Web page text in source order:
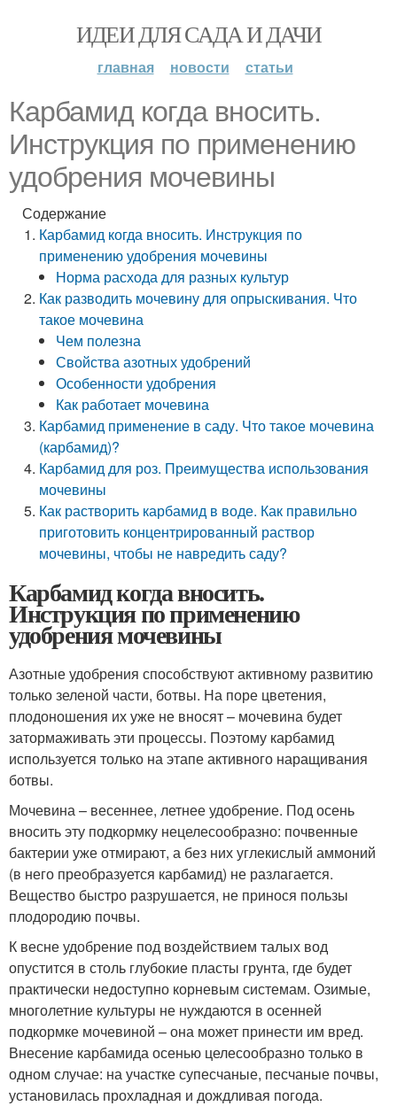
ИДЕИ ДЛЯ САДА И ДАЧИ
главная новости статьи
Карбамид когда вносить.
Инструкция по применению
удобрения мочевины
Содержание
Карбамид когда вносить. Инструкция по
применению удобрения мочевины
Норма расхода для разных культур
Как разводить мочевину для опрыскивания. Что
такое мочевина
Чем полезна
Свойства азотных удобрений
Особенности удобрения
Как работает мочевина
Карбамид применение в саду. Что такое мочевина
(карбамид)?
Карбамид для роз. Преимущества использования
мочевины
Как растворить карбамид в воде. Как правильно
приготовить концентрированный раствор
мочевины, чтобы не навредить саду?
Карбамид когда вносить.
Инструкция по применению
удобрения мочевины
Азотные удобрения способствуют активному развитию
только зеленой части, ботвы. На поре цветения,
плодоношения их уже не вносят – мочевина будет
затормаживать эти процессы. Поэтому карбамид
используется только на этапе активного наращивания
ботвы.
Мочевина – весеннее, летнее удобрение. Под осень
вносить эту подкормку нецелесообразно: почвенные
бактерии уже отмирают, а без них углекислый аммоний
(в него преобразуется карбамид) не разлагается.
Вещество быстро разрушается, не принося пользы
плодородию почвы.
К весне удобрение под воздействием талых вод
опустится в столь глубокие пласты грунта, где будет
практически недоступно корневым системам. Озимые,
многолетние культуры не нуждаются в осенней
подкормке мочевиной – она может принести им вред.
Внесение карбамида осенью целесообразно только в
одном случае: на участке супесчаные, песчаные почвы,
установилась прохладная и дождливая погода.